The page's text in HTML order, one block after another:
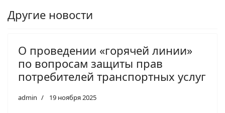
Другие новости
О проведении «горячей линии»
по вопросам защиты прав
потребителей транспортных услуг
admin 19 ноября 2025